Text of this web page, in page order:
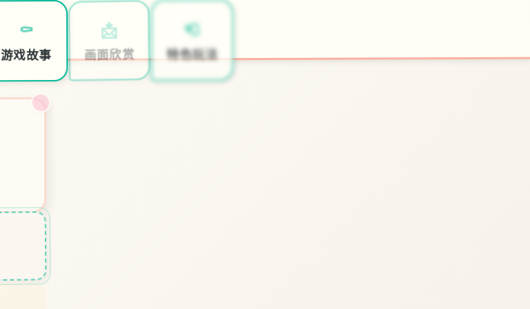
⚰️
游戏故事
📩
画面欣赏
📮
特色玩法 开始游戏